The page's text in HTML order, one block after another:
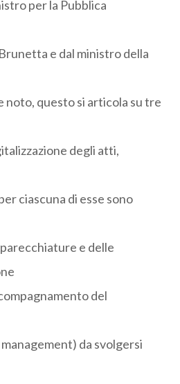
per la Pubblica
e dal ministro della
noto, questo si articola su tre
degli atti,
ciascuna di esse sono
e delle
del
da svolgersi